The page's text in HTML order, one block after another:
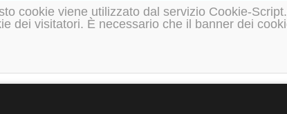
cookie viene utilizzato dal servizio Cookie-
dei visitatori. È necessario che il banner dei